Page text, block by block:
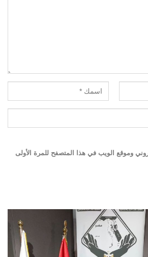
وموقع الويب في هذا المتصفح للمرة الأولى